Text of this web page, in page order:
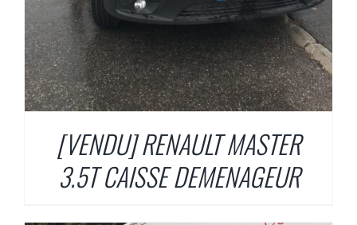
[VENDU] RENAULT MASTER
3.5T CAISSE DEMENAGEUR